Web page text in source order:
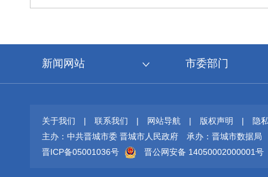
新闻网站 市委部门
关于我们 | 联系我们 | 网站导航 | 版权声明 |
隐
主办：中共晋城市委 晋城市人民政府
承办：晋城市数据局
晋ICP备05001036号
晋公网安备 14050002000001号